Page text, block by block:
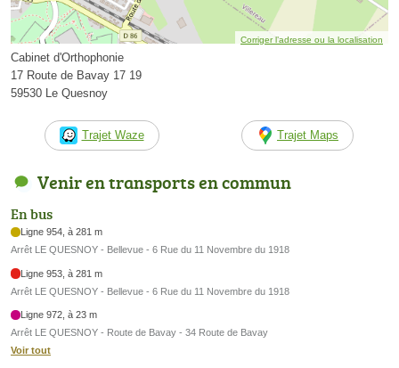
Corriger l’adresse ou la localisation
Cabinet d'Orthophonie
17 Route de Bavay 17 19
59530 Le Quesnoy
Trajet Waze Trajet Maps
Venir en transports en commun
En bus
Ligne 954, à 281 m
Arrêt LE QUESNOY - Bellevue - 6 Rue du 11 Novembre du 1918
Ligne 953, à 281 m
Arrêt LE QUESNOY - Bellevue - 6 Rue du 11 Novembre du 1918
Ligne 972, à 23 m
Arrêt LE QUESNOY - Route de Bavay - 34 Route de Bavay
Voir tout